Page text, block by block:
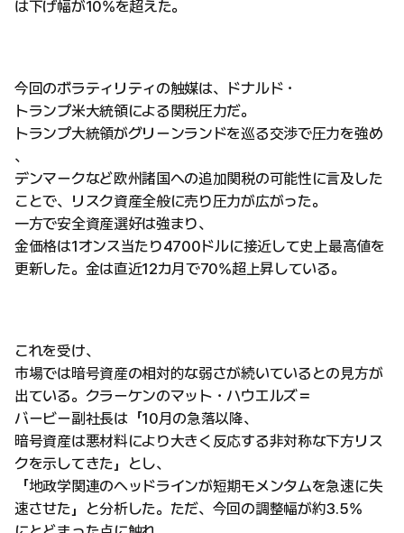
は下げ幅が10%を超えた。
今回のボラティリティの触媒は、ドナルド・
トランプ米大統領による関税圧力だ。
トランプ大統領がグリーンランドを巡る交渉で圧力を強め
、
デンマークなど欧州諸国への追加関税の可能性に言及した
ことで、リスク資産全般に売り圧力が広がった。
一方で安全資産選好は強まり、
金価格は1オンス当たり4700ドルに接近して史上最高値を
更新した。金は直近12カ月で70%超上昇している。
これを受け、
市場では暗号資産の相対的な弱さが続いているとの見方が
出ている。クラーケンのマット・ハウエルズ＝
バービー副社長は「10月の急落以降、
暗号資産は悪材料により大きく反応する非対称な下方リス
クを示してきた」とし、
「地政学関連のヘッドラインが短期モメンタムを急速に失
速させた」と分析した。ただ、今回の調整幅が約3.5%